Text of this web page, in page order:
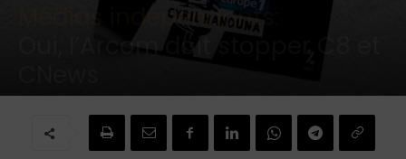
Médias indépendants:
Oui, l’Arcom doit stopper C8 et